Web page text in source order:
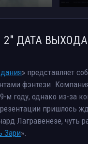
ДАТА
» представляет
фэнтези.
году, однако из-за
пришлось
Лагравенезе, чуть
Зари».